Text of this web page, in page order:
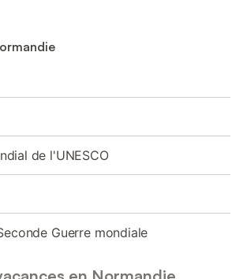
de l'UNESCO
Guerre mondiale